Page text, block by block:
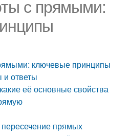
с прямыми:
ключевые принципы
ответы
её основные свойства
пересечение прямых